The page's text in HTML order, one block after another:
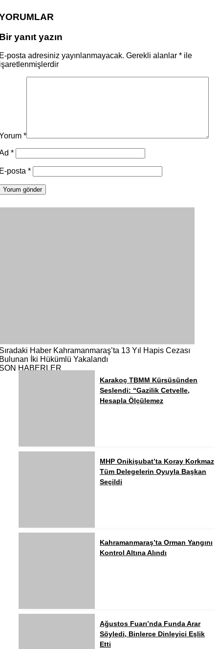
yanıt yazın
posta adresiniz yayınlanmayacak. Gerekli alanlar * ile
*
*
posta *
Haber Kahramanmaraş’ta 13 Yıl Hapis Cezası
İki Hükümlü Yakalandı
HABERLER
Karakoç TBMM Kürsüsünden
Seslendi: “Gazilik Cetvelle,
Hesapla Ölçülemez
MHP Onikişubat’ta Koray Korkmaz
Tüm Delegelerin Oyuyla Başkan
Seçildi
Kahramanmaraş’ta Orman Yangını
Kontrol Altına Alındı
Ağustos Fuarı’nda Funda Arar
Söyledi, Binlerce Dinleyici Eşlik
Etti